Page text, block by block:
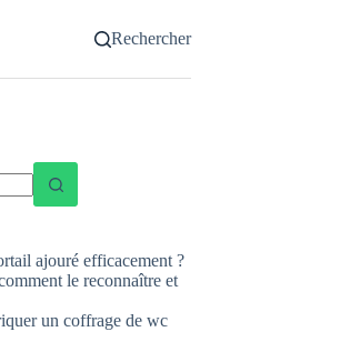
Rechercher
ajouré efficacement ?
le reconnaître et
un coffrage de wc